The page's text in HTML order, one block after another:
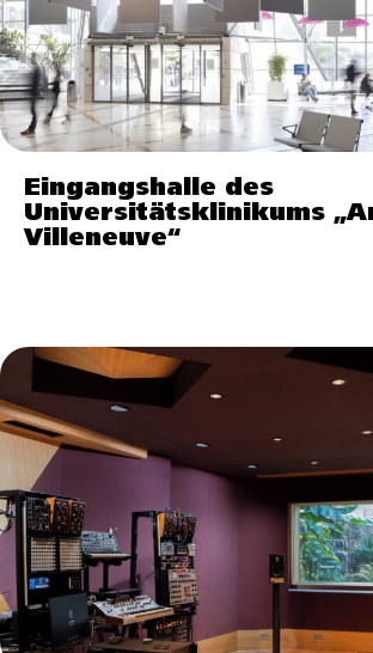
Eingangshalle des
Universitätsklinikums
Villeneuve“